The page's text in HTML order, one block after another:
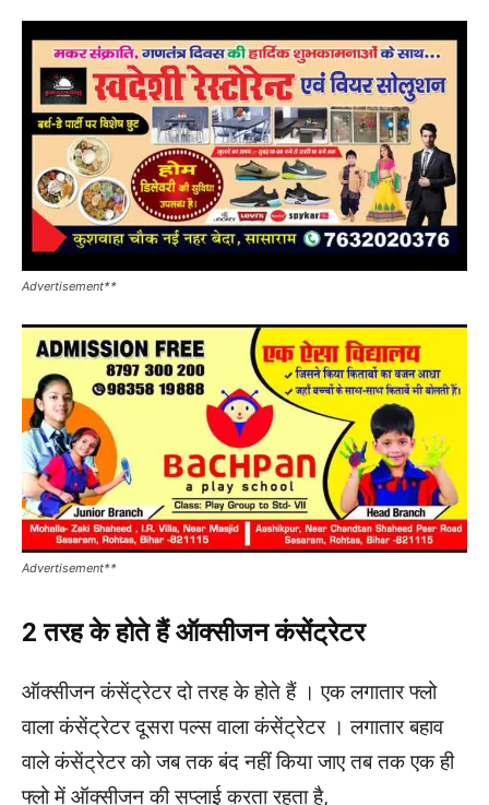
Advertisement**
Advertisement**
2 तरह के होते हैं ऑक्सीजन कंसेंट्रेटर
ऑक्सीजन कंसेंट्रेटर दो तरह के होते हैं । एक लगातार फ्लो
वाला कंसेंट्रेटर दूसरा पल्स वाला कंसेंट्रेटर । लगातार बहाव
वाले कंसेंट्रेटर को जब तक बंद नहीं किया जाए तब तक एक ही
फ्लो में ऑक्सीजन की सप्लाई करता रहता है,